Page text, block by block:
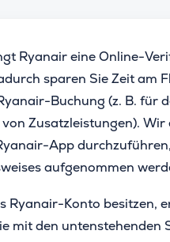
Ryanair eine Online-
sparen Sie Zeit am
Buchung (z. B. für
Zusatzleistungen).
App
aufgenommen
Ryanair-Konto besitzen,
mit den